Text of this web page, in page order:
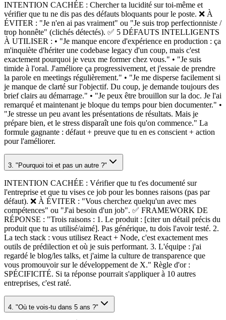
INTENTION CACHÉE : Chercher ta lucidité sur toi-même et
vérifier que tu ne dis pas des défauts bloquants pour le poste. ❌ À
ÉVITER : "Je n'en ai pas vraiment" ou "Je suis trop perfectionniste /
trop honnête" (clichés détectés). ✅ 5 DÉFAUTS INTELLIGENTS
À UTILISER : • "Je manque encore d'expérience en production : ça
m'inquiète d'hériter une codebase legacy d'un coup, mais c'est
exactement pourquoi je veux me former chez vous." • "Je suis
timide à l'oral. J'améliore ça progressivement, et j'essaie de prendre
la parole en meetings régulièrement." • "Je me disperse facilement si
je manque de clarté sur l'objectif. Du coup, je demande toujours des
brief clairs au démarrage." • "Je peux être brouillon sur la doc. Je l'ai
remarqué et maintenant je bloque du temps pour bien documenter." •
"Je stresse un peu avant les présentations de résultats. Mais je
prépare bien, et le stress disparaît une fois qu'on commence." La
formule gagnante : défaut + preuve que tu en es conscient + action
pour l'améliorer.
3. "Pourquoi toi et pas un autre ?"
INTENTION CACHÉE : Vérifier que tu t'es documenté sur
l'entreprise et que tu vises ce job pour les bonnes raisons (pas par
défaut). ❌ À ÉVITER : "Vous cherchez quelqu'un avec mes
compétences" ou "J'ai besoin d'un job". ✅ FRAMEWORK DE
RÉPONSE : "Trois raisons : 1. Le produit : [citer un détail précis du
produit que tu as utilisé/aimé]. Pas générique, tu dois l'avoir testé. 2.
La tech stack : vous utilisez React + Node, c'est exactement mes
outils de prédi­lection et où je suis performant. 3. L'équipe : j'ai
regardé le blog/les talks, et j'aime la culture de transparence que
vous promouvoir sur le développement de X." Règle d'or :
SPÉCIFICITÉ. Si ta réponse pourrait s'appliquer à 10 autres
entreprises, c'est raté.
4. "Où te vois-tu dans 5 ans ?"